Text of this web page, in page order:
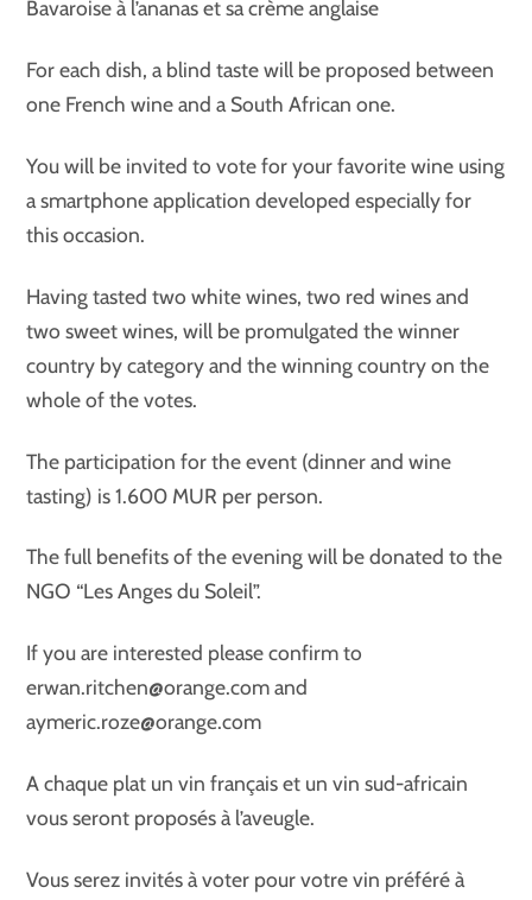
Bavaroise à l’ananas et sa crème anglaise
For each dish, a blind taste will be proposed between
one French wine and a South African one.
You will be invited to vote for your favorite wine using
a smartphone application developed especially for
this occasion.
Having tasted two white wines, two red wines and
two sweet wines, will be promulgated the winner
country by category and the winning country on the
whole of the votes.
The participation for the event (dinner and wine
tasting) is 1.600 MUR per person.
The full benefits of the evening will be donated to the
NGO “Les Anges du Soleil”.
If you are interested please confirm to
erwan.ritchen@orange.com and
aymeric.roze@orange.com
A chaque plat un vin français et un vin sud-africain
vous seront proposés à l’aveugle.
Vous serez invités à voter pour votre vin préféré à